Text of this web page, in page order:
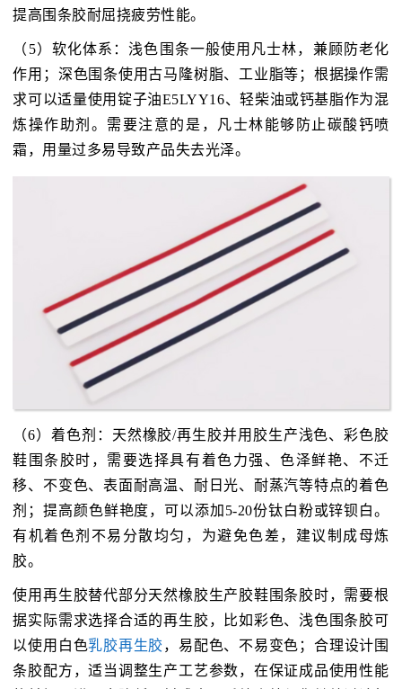
提高围条胶耐屈挠疲劳性能。
（5）软化体系：浅色围条一般使用凡士林，兼顾防老化
作用；深色围条使用古马隆树脂、工业脂等；根据操作需
求可以适量使用锭子油E5LYY16、轻柴油或钙基脂作为混
炼操作助剂。需要注意的是，凡士林能够防止碳酸钙喷
霜，用量过多易导致产品失去光泽。
（6）着色剂：天然橡胶/再生胶并用胶生产浅色、彩色胶
鞋围条胶时，需要选择具有着色力强、色泽鲜艳、不迁
移、不变色、表面耐高温、耐日光、耐蒸汽等特点的着色
剂；提高颜色鲜艳度，可以添加5-20份钛白粉或锌钡白。
有机着色剂不易分散均匀，为避免色差，建议制成母炼
胶。
使用再生胶替代部分天然橡胶生产胶鞋围条胶时，需要根
据实际需求选择合适的再生胶，比如彩色、浅色围条胶可
以使用白色乳胶再生胶，易配色、不易变色；合理设计围
条胶配方，适当调整生产工艺参数，在保证成品使用性能